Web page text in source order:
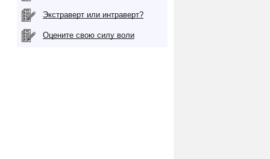
Экстраверт или интраверт?
Оцените свою силу воли